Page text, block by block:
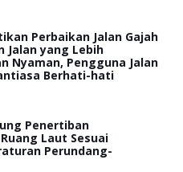
Perbaikan Jalan Gajah
Jalan yang Lebih
Nyaman, Pengguna Jalan
Berhati-hati
Penertiban
Laut Sesuai
Perundang-